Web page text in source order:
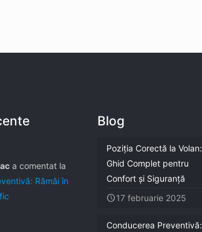
a comentat la
Rămâi în
Blog
Poziția Corectă la Volan:
Ghid Complet pentru
Confort și Siguranță
17 februarie 2025
Conducerea Preventivă: